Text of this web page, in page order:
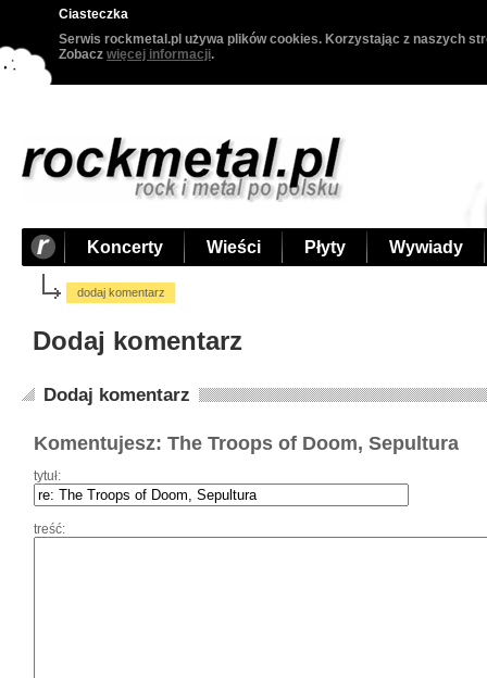
Ciasteczka
Serwis rockmetal.pl używa plików cookies. Korzystając z naszych
Zobacz więcej informacji.
Koncerty Wieści Płyty Wywiady
dodaj komentarz
Dodaj komentarz
Dodaj komentarz
Komentujesz: The Troops of Doom, Sepultura
tytuł:
treść: